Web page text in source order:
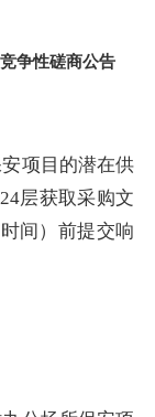
争性磋商公告
项目的潜在供
层获取采购文
间）前提交响